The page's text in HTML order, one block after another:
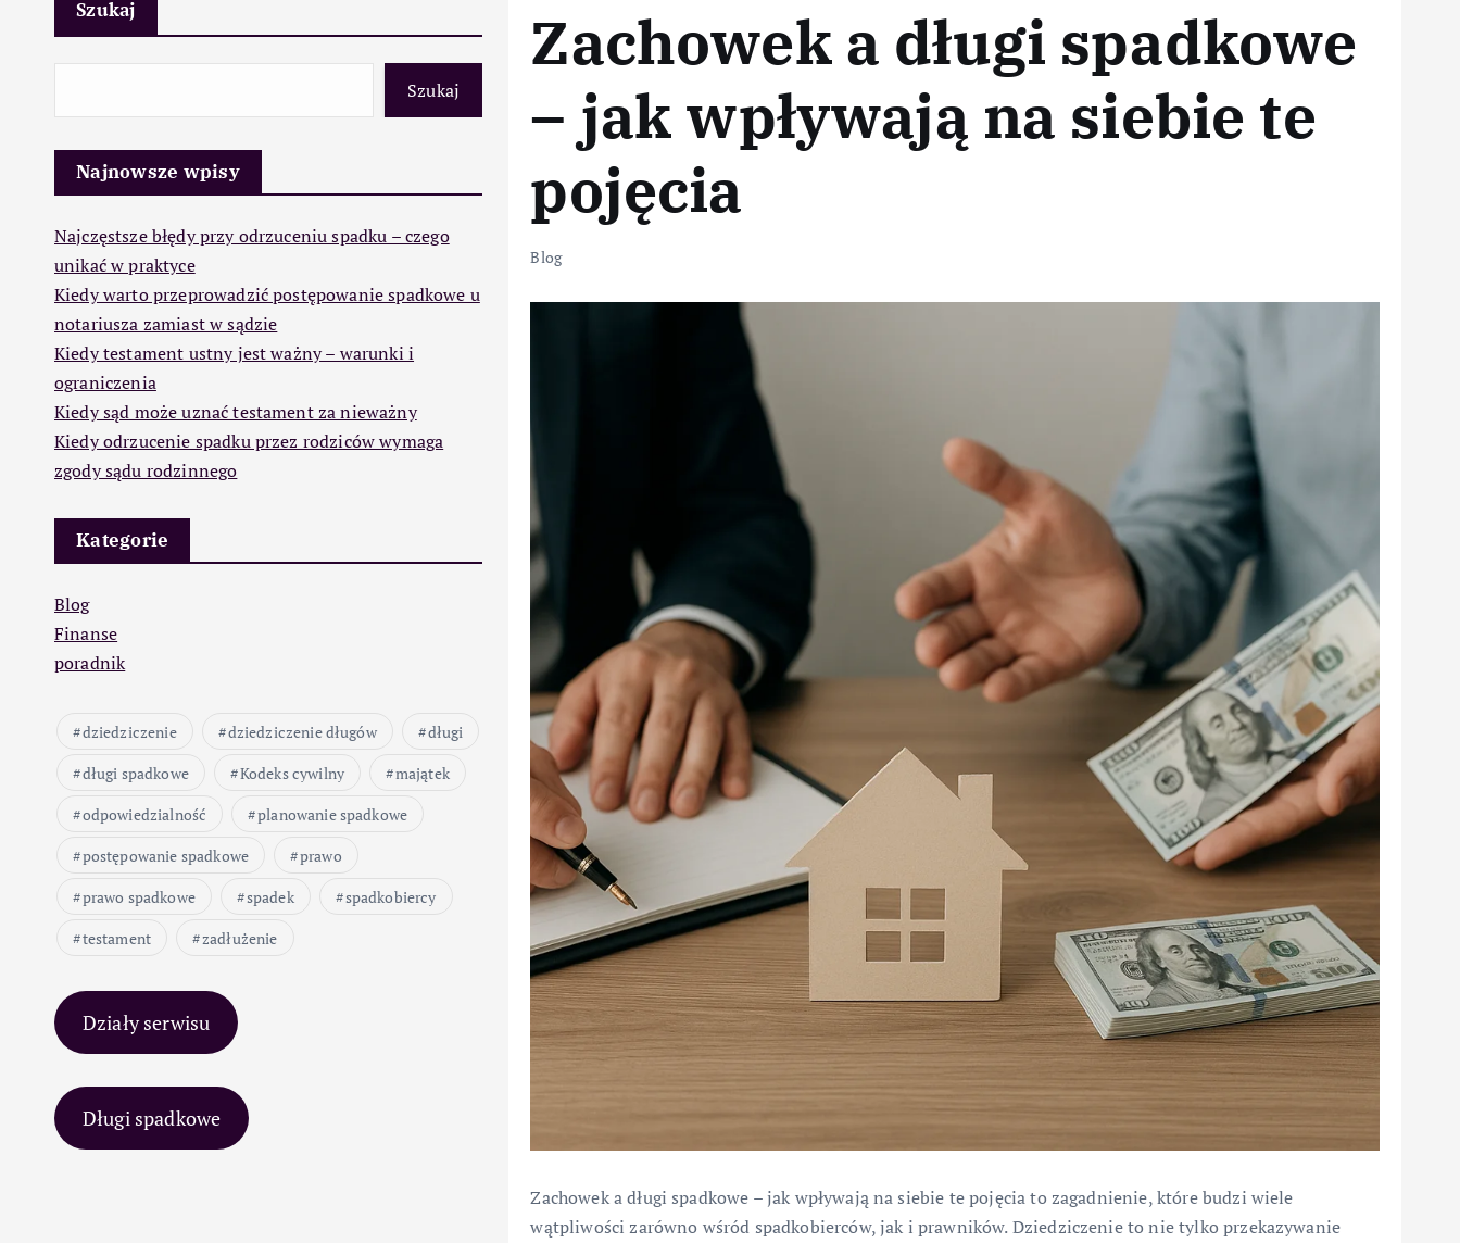
Szukaj
Szukaj
Najnowsze wpisy
Najczęstsze błędy przy odrzuceniu spadku – czego
unikać w praktyce
Kiedy warto przeprowadzić postępowanie spadkowe u
notariusza zamiast w sądzie
Kiedy testament ustny jest ważny – warunki i
ograniczenia
Kiedy sąd może uznać testament za nieważny
Kiedy odrzucenie spadku przez rodziców wymaga
zgody sądu rodzinnego
Kategorie
Blog
Finanse
poradnik
dziedziczenie dziedziczenie długów
długi
długi spadkowe
Kodeks cywilny
majątek
odpowiedzialność
planowanie spadkowe
postępowanie spadkowe
prawo
prawo spadkowe
spadek
spadkobiercy
testament
zadłużenie
Działy serwisu
Długi spadkowe
Zachowek a długi spadkowe
– jak wpływają na siebie te
pojęcia
Blog
Zachowek a długi spadkowe – jak wpływają na siebie te pojęcia to zagadnienie, które budzi wiele
wątpliwości zarówno wśród spadkobierców, jak i prawników. Dziedziczenie to nie tylko przekazywanie